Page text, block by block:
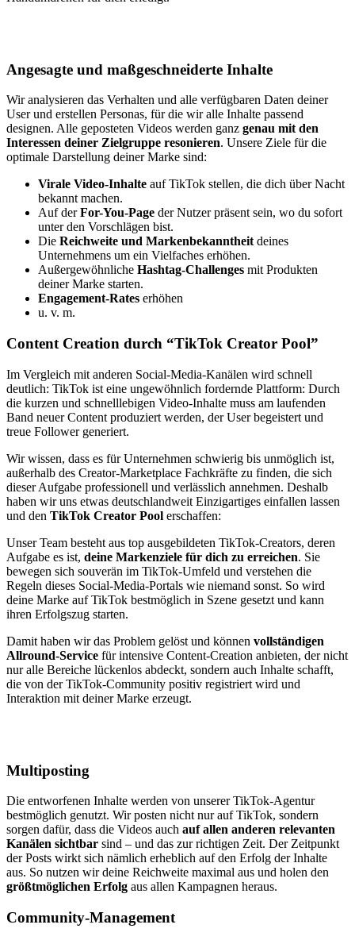
Angesagte und maßgeschneiderte Inhalte
Wir analysieren das Verhalten und alle verfügbaren Daten deiner
User und erstellen Personas, für die wir alle Inhalte passend
designen. Alle geposteten Videos werden ganz genau mit den
Interessen deiner Zielgruppe resonieren. Unsere Ziele für die
optimale Darstellung deiner Marke sind:
Virale Video-Inhalte auf TikTok stellen, die dich über Nacht
bekannt machen.
Auf derFor-You-Page der Nutzer präsent sein, wo du sofort
unter den Vorschlägen bist.
Die Reichweite und Markenbekanntheit deines
Unternehmens um ein Vielfaches erhöhen.
Außergewöhnliche Hashtag-Challenges mit Produkten
deiner Marke starten.
Engagement-Rates erhöhen
u. v. m.
Content Creation durch “TikTok Creator Pool”
Im Vergleich mit anderen Social-Media-Kanälen wird schnell
deutlich: TikTok ist eine ungewöhnlich fordernde Plattform: Durch
die kurzen und schnelllebigen Video-Inhalte muss am laufenden
Band neuer Content produziert werden, der User begeistert und
treue Follower generiert.
Wir wissen, dass es für Unternehmen schwierig bis unmöglich ist,
außerhalb des Creator-Marketplace Fachkräfte zu finden, die sich
dieser Aufgabe professionell und verlässlich annehmen. Deshalb
haben wir uns etwas deutschlandweit Einzigartiges einfallen lassen
und den TikTok Creator Pool erschaffen:
Unser Team besteht aus top ausgebildeten TikTok-Creators, deren
Aufgabe es ist, deine Markenziele für dich zu erreichen. Sie
bewegen sich souverän im TikTok-Umfeld und verstehen die
Regeln dieses Social-Media-Portals wie niemand sonst. So wird
deine Marke auf TikTok bestmöglich in Szene gesetzt und kann
ihren Erfolgszug starten.
Damit haben wir das Problem gelöst und können vollständigen
Allround-Service für intensive Content-Creation anbieten, der nicht
nur alle Bereiche lückenlos abdeckt, sondern auch Inhalte schafft,
die von der TikTok-Community positiv registriert wird und
Interaktion mit deiner Marke erzeugt.
Multiposting
Die entworfenen Inhalte werden von unserer TikTok-Agentur
bestmöglich genutzt. Wir posten nicht nur auf TikTok, sondern
sorgen dafür, dass die Videos auch auf allen anderen relevanten
Kanälen sichtbar sind – und das zur richtigen Zeit. Der Zeitpunkt
der Posts wirkt sich nämlich erheblich auf den Erfolg der Inhalte
aus. So nutzen wir deine Reichweite maximal aus und holen den
größtmöglichen Erfolg aus allen Kampagnen heraus.
Community-Management